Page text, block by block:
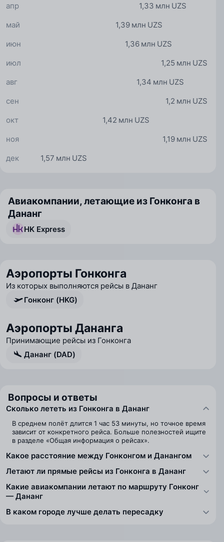
1,33 млн UZS
апр
1,39 млн UZS
май
1,36 млн UZS
июн
1,25 млн UZS
июл
1,34 млн UZS
авг
1,2 млн UZS
сен
1,42 млн UZS
окт
1,19 млн UZS
ноя
1,57 млн UZS
дек
Авиакомпании, летающие из Гонконга в
Дананг
HK Express
Аэропорты Гонконга
Из которых выполняются рейсы в Дананг
Гонконг (HKG)
Аэропорты Дананга
Принимающие рейсы из Гонконга
Дананг (DAD)
Вопросы и ответы
Сколько лететь из Гонконга в Дананг
В среднем полёт длится 1 час 53 минуты, но точное время
зависит от конкретного рейса. Больше полезностей ищите
в разделе «Общая информация о рейсах».
Какое расстояние между Гонконгом и Данангом
Летают ли прямые рейсы из Гонконга в Дананг
Какие авиакомпании летают по маршруту Гонконг
— Дананг
В каком городе лучше делать пересадку